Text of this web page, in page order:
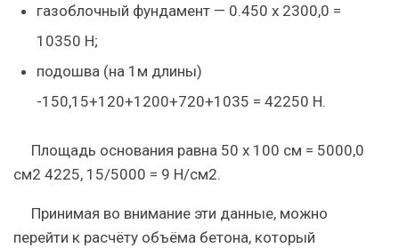
газоблочный фундамент — 0.450 х 2300,0 =
10350 Н;
подошва (на 1м длины)
-150,15+120+1200+720+1035 = 42250 Н.
Площадь основания равна 50 х 100 см = 5000,0
см2 4225, 15/5000 = 9 Н/см2.
Принимая во внимание эти данные, можно
перейти к расчёту объёма бетона, который